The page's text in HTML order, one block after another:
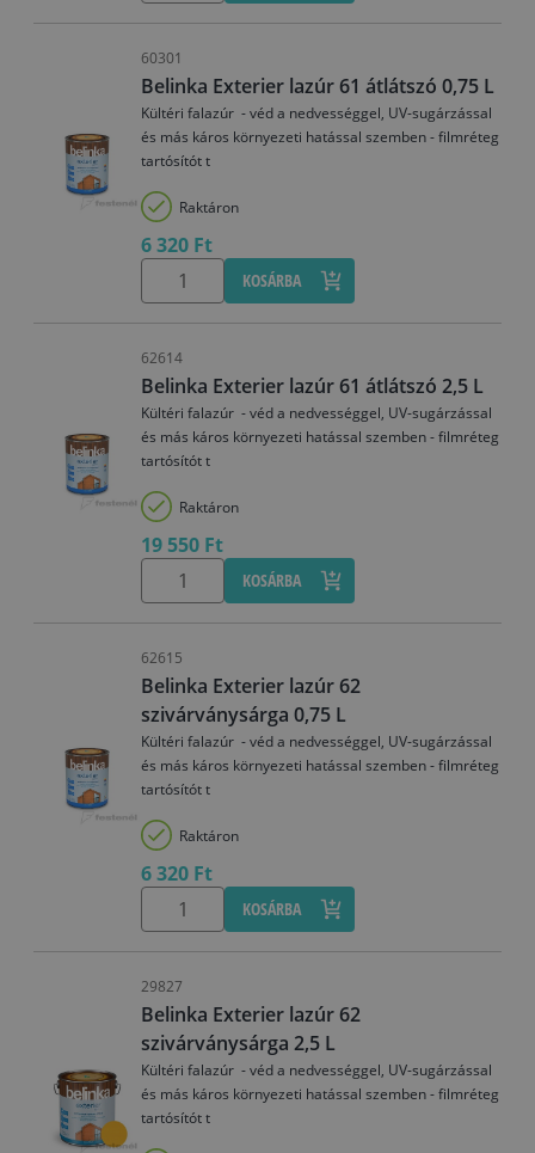
60301
Belinka Exterier lazúr 61 átlátszó 0,75 L
Kültéri falazúr - véd a nedvességgel, UV-sugárzással
és más káros környezeti hatással szemben - filmréteg
tartósítót t
Raktáron
6 320 Ft
KOSÁRBA
62614
Belinka Exterier lazúr 61 átlátszó 2,5 L
Kültéri falazúr - véd a nedvességgel, UV-sugárzással
és más káros környezeti hatással szemben - filmréteg
tartósítót t
Raktáron
19 550 Ft
KOSÁRBA
62615
Belinka Exterier lazúr 62
szivárványsárga 0,75 L
Kültéri falazúr - véd a nedvességgel, UV-sugárzással
és más káros környezeti hatással szemben - filmréteg
tartósítót t
Raktáron
6 320 Ft
KOSÁRBA
29827
Belinka Exterier lazúr 62
szivárványsárga 2,5 L
Kültéri falazúr - véd a nedvességgel, UV-sugárzással
és más káros környezeti hatással szemben - filmréteg
tartósítót t